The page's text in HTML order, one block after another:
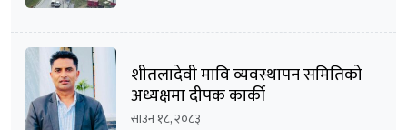
शीतलादेवी मावि व्यवस्थापन समितिको
अध्यक्षमा दीपक कार्की
साउन १८, २०८३